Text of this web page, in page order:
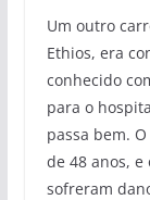
Um outro
Ethios, era
conhecido
para o
passa bem.
de 48 anos,
sofreram